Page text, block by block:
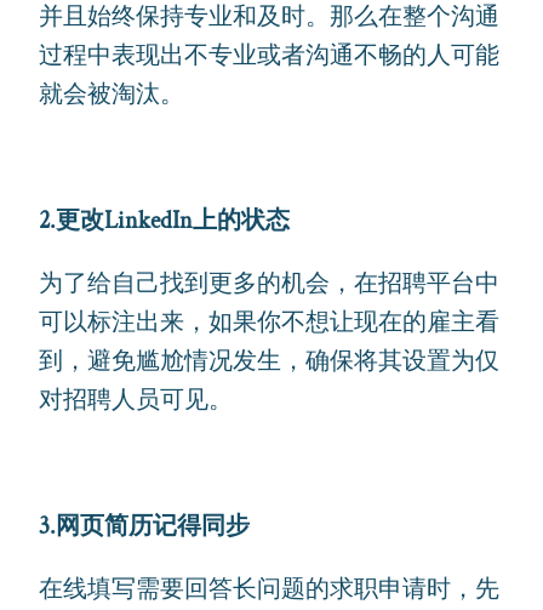
并且始终保持专业和及时。那么在整个沟通
过程中表现出不专业或者沟通不畅的人可能
就会被淘汰。
2.更改LinkedIn上的状态
为了给自己找到更多的机会，在招聘平台中
可以标注出来，如果你不想让现在的雇主看
到，避免尴尬情况发生，确保将其设置为仅
对招聘人员可见。
3.网页简历记得同步
在线填写需要回答长问题的求职申请时，先